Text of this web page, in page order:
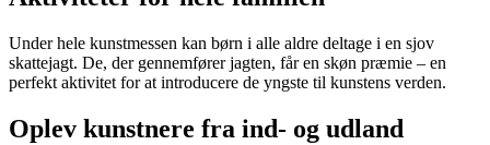
Under hele kunstmessen kan børn i alle aldre deltage i en sjov
skattejagt. De, der gennemfører jagten, får en skøn præmie – en
perfekt aktivitet for at introducere de yngste til kunstens verden.
Oplev kunstnere fra ind- og udland